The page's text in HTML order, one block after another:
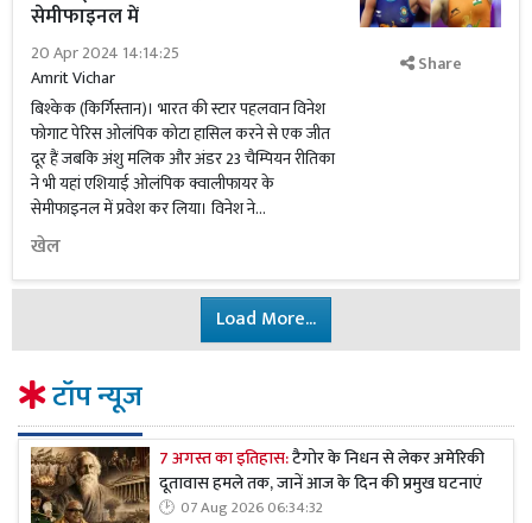
सेमीफाइनल में
20 Apr 2024 14:14:25
Amrit Vichar
बिश्केक (किर्गिस्तान)। भारत की स्टार पहलवान विनेश
फोगाट पेरिस ओलंपिक कोटा हासिल करने से एक जीत
दूर हैं जबकि अंशु मलिक और अंडर 23 चैम्पियन रीतिका
ने भी यहां एशियाई ओलंपिक क्वालीफायर के
सेमीफाइनल में प्रवेश कर लिया। विनेश ने...
खेल
Share
Load More...
टॉप न्यूज
7 अगस्त का इतिहास:टैगोर के निधन से लेकर अमेरिकी
दूतावास हमले तक, जानें आज के दिन की प्रमुख घटनाएं
07 Aug 2026 06:34:32